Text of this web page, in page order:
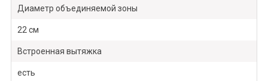
Диаметр объединяемой зоны
22 см
Встроенная вытяжка
есть